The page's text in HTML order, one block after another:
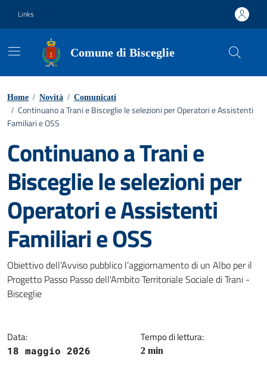
Links
Comune di Bisceglie
Home / Novità / Comunicati
/ Continuano a Trani e Bisceglie le selezioni per Operatori e Assistenti
Familiari e OSS
Continuano a Trani e
Bisceglie le selezioni per
Operatori e Assistenti
Familiari e OSS
Dettagli della notizia
Obiettivo dell’Avviso pubblico l’aggiornamento di un Albo per il
Progetto Passo Passo dell'Ambito Territoriale Sociale di Trani -
Bisceglie
Data:
18 maggio 2026
Tempo di lettura:
2 min